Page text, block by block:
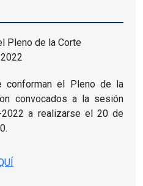
conforman el Pleno de la
convocados a la sesión
2022 a realizarse el 20 de